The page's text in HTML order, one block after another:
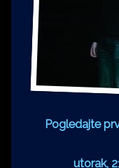
Mario Lovreković
Miroslav Šantek
Pogledajte
utorak,